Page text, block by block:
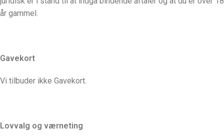
år gammel.
Gavekort
Vi tilbuder ikke Gavekort.
Lovvalg og værneting